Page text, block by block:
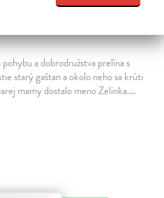
a dobrodružstva prelína s
starý gaštan a okolo neho sa krúti
mamy dostalo meno Zelinka.…